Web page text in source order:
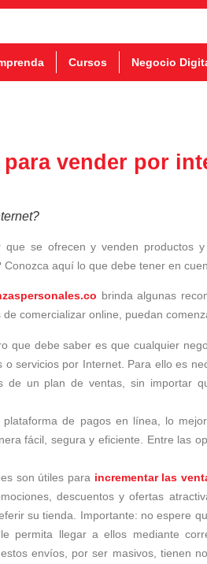
Cursos Negocio
vender por
que se ofrecen y venden productos
aquí lo que debe tener en
brinda algunas
comercializar online, puedan
que debe saber es que cualquier
servicios por Internet. Para ello es
de un plan de ventas, sin importar
plataforma de pagos en línea, lo
fácil, segura y eficiente. Entre las
son útiles para incrementar las
descuentos y ofertas
su tienda. Importante: no espere
permita llegar a ellos mediante
envíos, por ser masivos, tienen